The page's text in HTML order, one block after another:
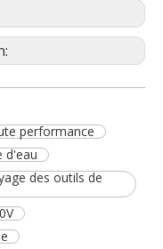
performance
d'eau
des outils de